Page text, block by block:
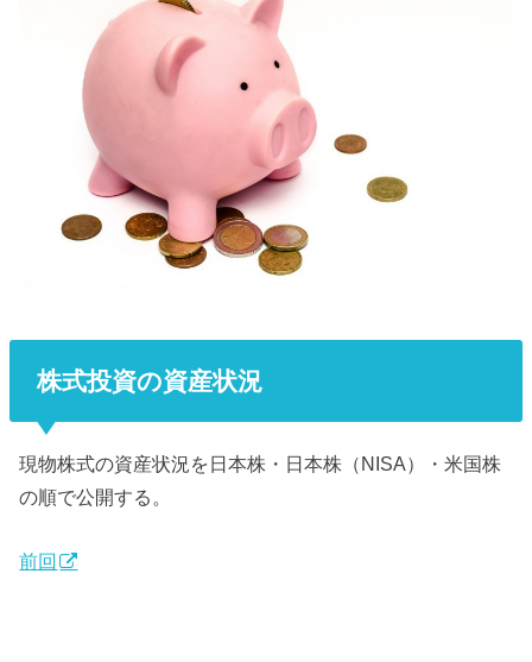
株式投資の資産状況
現物株式の資産状況を日本株・日本株（NISA）・米国株
の順で公開する。
前回